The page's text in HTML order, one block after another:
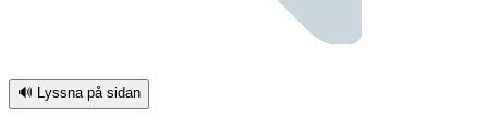
🔊 Lyssna på sidan